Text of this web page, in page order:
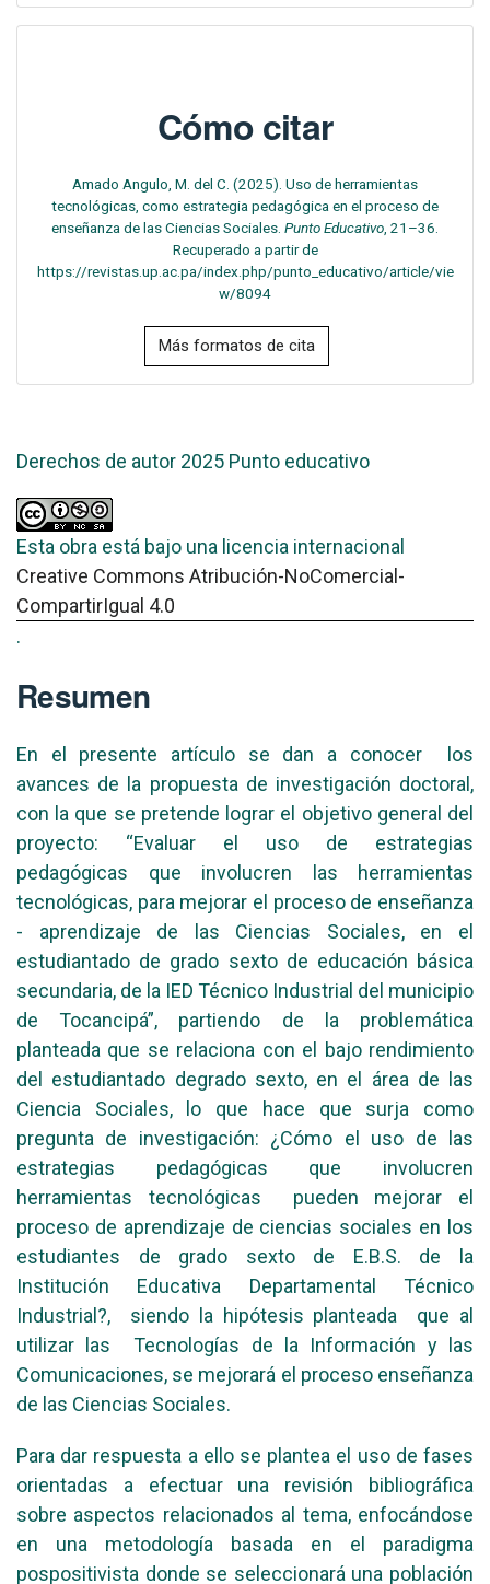
Cómo citar
Amado Angulo, M. del C. (2025). Uso de herramientas
tecnológicas, como estrategia pedagógica en el proceso de
enseñanza de las Ciencias Sociales. Punto Educativo , 21–36.
Recuperado a partir de
https://revistas.up.ac.pa/index.php/punto_educativo/article/vie
w/8094
Más formatos de cita
Derechos de autor 2025 Punto educativo
Esta obra está bajo una licencia internacional
Creative Commons Atribución-NoComercial-
CompartirIgual 4.0
.
Resumen
En el presente artículo se dan a conocer los
avances de la propuesta de investigación doctoral,
con la que se pretende lograr el objetivo general del
proyecto: “Evaluar el uso de estrategias
pedagógicas que involucren las herramientas
tecnológicas, para mejorar el proceso de enseñanza
- aprendizaje de las Ciencias Sociales, en el
estudiantado de grado sexto de educación básica
secundaria, de la IED Técnico Industrial del municipio
de Tocancipá”, partiendo de la problemática
planteada que se relaciona con el bajo rendimiento
del estudiantado degrado sexto, en el área de las
Ciencia Sociales, lo que hace que surja como
pregunta de investigación: ¿Cómo el uso de las
estrategias pedagógicas que involucren
herramientas tecnológicas pueden mejorar el
proceso de aprendizaje de ciencias sociales en los
estudiantes de grado sexto de E.B.S. de la
Institución Educativa Departamental Técnico
Industrial?, siendo la hipótesis planteada que al
utilizar las Tecnologías de la Información y las
Comunicaciones, se mejorará el proceso enseñanza
de las Ciencias Sociales.
Para dar respuesta a ello se plantea el uso de fases
orientadas a efectuar una revisión bibliográfica
sobre aspectos relacionados al tema, enfocándose
en una metodología basada en el paradigma
pospositivista donde se seleccionará una población